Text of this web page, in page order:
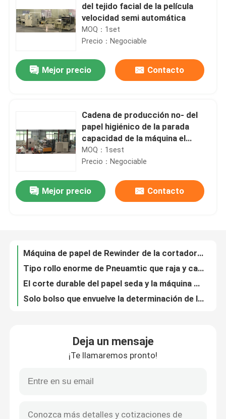
Productos
Sobre nosotros
Control de calidad
Contacta con nosotros
VR
Cadena de producción del papel seda
del tejido facial de la película
velocidad semi automática
MOQ：1set
Precio：Negociable
Mejor precio Contacto
Cadena de producción no- del
papel higiénico de la parada
capacidad de la máquina el
rebobinar alta
MOQ：1sest
Precio：Negociable
Mejor precio Contacto
Máquina de papel de Rewinder de la cortadora del rollo, máquinas que rajan de alta velocidad Pneuamtic
Tipo rollo enorme de Pneuamtic que raja y capacidad del eje de aire de la máquina el rebobinar alta
El corte durable del papel seda y la máquina del paquete de la empaquetadora conectan fácilmente
Solo bolso que envuelve la determinación de los parámetros de la pantalla táctil de la empaquetadora del papel seda
Deja un mensaje
¡Te llamaremos pronto!